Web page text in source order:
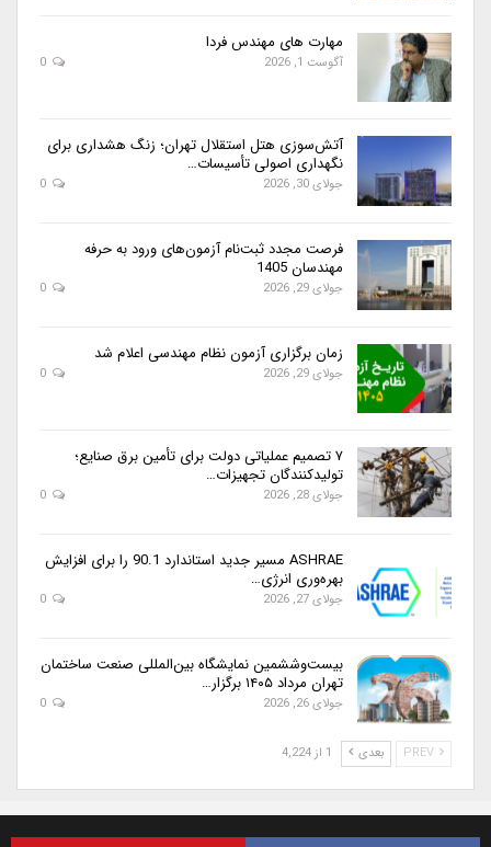
مهارت های مهندس فردا
آگوست 1, 2026
آتش‌سوزی هتل استقلال تهران؛ زنگ هشداری برای
نگهداری اصولی تأسیسات…
جولای 30, 2026
فرصت مجدد ثبت‌نام آزمون‌های ورود به حرفه
مهندسان 1405
جولای 29, 2026
زمان برگزاری آزمون نظام مهندسی اعلام شد
جولای 29, 2026
۷ تصمیم عملیاتی دولت برای تأمین برق صنایع؛
تولیدکنندگان تجهیزات…
جولای 28, 2026
ASHRAE مسیر جدید استاندارد 90.1 را برای افزایش
بهره‌وری انرژی…
جولای 27, 2026
بیست‌وششمین نمایشگاه بین‌المللی صنعت ساختمان
تهران مرداد ۱۴۰۵ برگزار…
جولای 26, 2026
بعدی 1 از 4,224